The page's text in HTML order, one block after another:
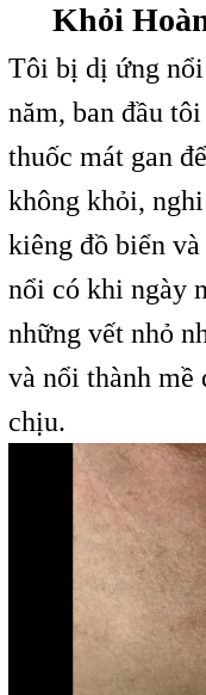
Khỏi
Tôi bị dị ứng nổi
năm, ban đầu
thuốc mát gan
không khỏi,
kiêng đồ biển
nổi có khi ngày
những vết nhỏ
và nổi thành mề
chịu.